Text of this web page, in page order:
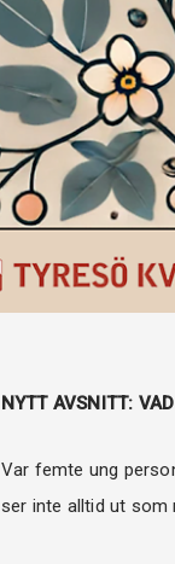
NYTT AVSNITT:
Var femte ung
ser inte alltid ut som